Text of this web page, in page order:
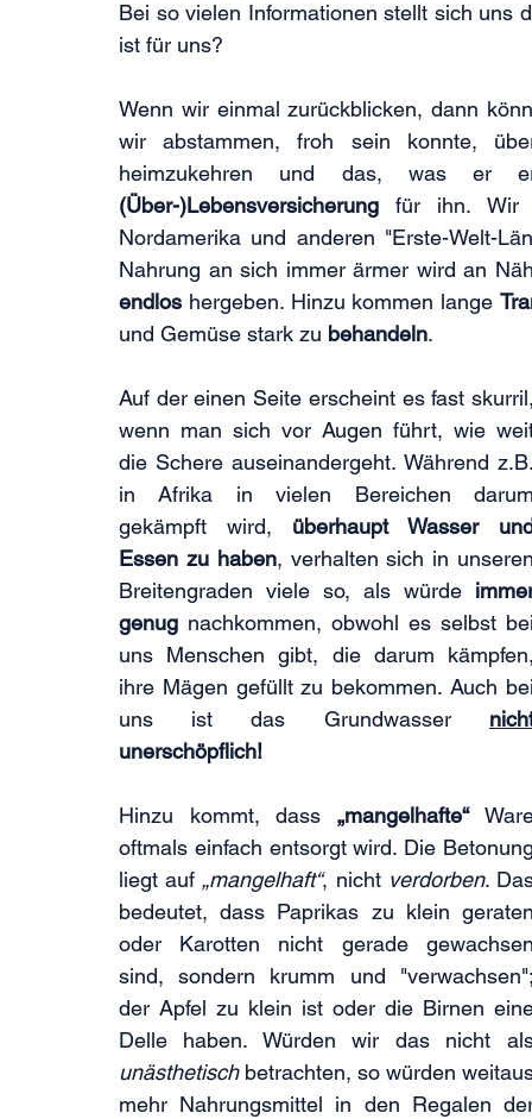
Bei so vielen Informationen stellt sich
ist für uns?
Wenn wir einmal zurückblicken, dann
wir abstammen, froh sein konnte,
(Über-)Lebensversicherung für ihn. Wir
Nordamerika und anderen "Erste-Welt-
Nahrung an sich immer ärmer wird an
endlos hergeben. Hinzu kommen lange
und Gemüse stark zu behandeln.
Auf der einen Seite erscheint es fast
wenn man sich vor Augen führt, wie
die Schere auseinandergeht. Während
in Afrika in vielen Bereichen
gekämpft wird, überhaupt Wasser
Essen zu haben, verhalten sich in
Breitengraden viele so, als würde
genug nachkommen, obwohl es selbst
uns Menschen gibt, die darum
ihre Mägen gefüllt zu bekommen. Auch
uns ist das Grundwasser
unerschöpflich!
Hinzu kommt, dass „mangelhafte“
oftmals einfach entsorgt wird. Die
liegt auf „mangelhaft“, nicht verdorben.
bedeutet, dass Paprikas zu klein
oder Karotten nicht gerade
sind, sondern krumm und
der Apfel zu klein ist oder die Birnen
unästhetisch betrachten, so würden
mehr Nahrungsmittel in den Regalen